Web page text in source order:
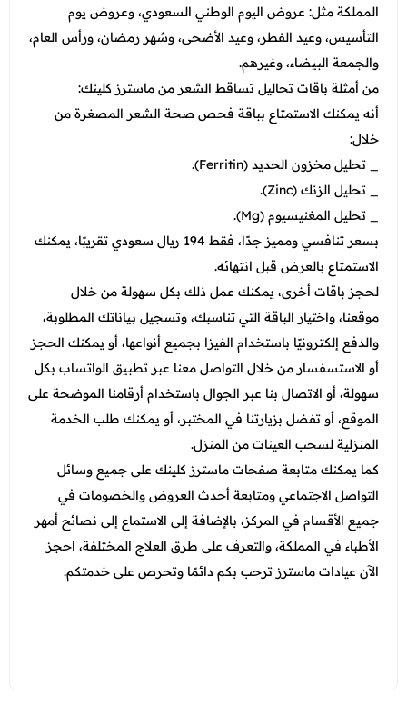
المملكة مثل: عروض اليوم الوطني السعودي، وعروض يوم
التأسيس، وعيد الفطر، وعيد الأضحى، وشهر رمضان، ورأس العام،
والجمعة البيضاء، وغيرهم.
من أمثلة باقات تحاليل تساقط الشعر من ماسترز كلينك:
أنه يمكنك الاستمتاع بباقة فحص صحة الشعر المصغرة من
خلال:
_ تحليل مخزون الحديد (Ferritin).
_ تحليل الزنك (Zinc).
_ تحليل المغنيسيوم (Mg).
بسعر تنافسي ومميز جدًا، فقط 194 ريال سعودي تقريبًا، يمكنك
الاستمتاع بالعرض قبل انتهائه.
لحجز باقات أخرى، يمكنك عمل ذلك بكل سهولة من خلال
موقعنا، واختيار الباقة التي تناسبك، وتسجيل بياناتك المطلوبة،
والدفع إلكترونيًا باستخدام الفيزا بجميع أنواعها، أو يمكنك الحجز
أو الاستسفسار من خلال التواصل معنا عبر تطبيق الواتساب بكل
سهولة، أو الاتصال بنا عبر الجوال باستخدام أرقامنا الموضحة على
الموقع، أو تفضل بزيارتنا في المختبر، أو يمكنك طلب الخدمة
المنزلية لسحب العينات من المنزل.
كما يمكنك متابعة صفحات ماسترز كلينك على جميع وسائل
التواصل الاجتماعي ومتابعة أحدث العروض والخصومات في
جميع الأقسام في المركز، بالإضافة إلى الاستماع إلى نصائح أمهر
الأطباء في المملكة، والتعرف على طرق العلاج المختلفة، احجز
الآن عيادات ماسترز ترحب بكم دائمًا وتحرص على خدمتكم.